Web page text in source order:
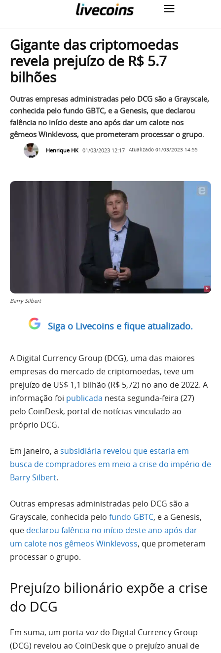
Gigante das criptomoedas
revela prejuízo de R$ 5.7
bilhões
Outras empresas administradas pelo DCG são a Grayscale,
conhecida pelo fundo GBTC, e a Genesis, que declarou
falência no início deste ano após dar um calote nos
gêmeos Winklevoss, que prometeram processar o grupo.
Henrique HK 01/03/2023 12:17 Atualizado 01/03/2023 14:55
Barry Silbert
Siga o Livecoins e fique atualizado.
A Digital Currency Group (DCG), uma das maiores
empresas do mercado de criptomoedas, teve um
prejuízo de US$ 1,1 bilhão (R$ 5,72) no ano de 2022. A
informação foi publicada nesta segunda-feira (27)
pelo CoinDesk, portal de notícias vinculado ao
próprio DCG.
Em janeiro, a subsidiária revelou que estaria em
busca de compradores em meio a crise do império de
Barry Silbert.
Outras empresas administradas pelo DCG são a
Grayscale, conhecida pelo fundo GBTC, e a Genesis,
que declarou falência no início deste ano após dar
um calote nos gêmeos Winklevoss, que prometeram
processar o grupo.
Prejuízo bilionário expõe a crise
do DCG
Em suma, um porta-voz do Digital Currency Group
(DCG) revelou ao CoinDesk que o prejuízo anual de